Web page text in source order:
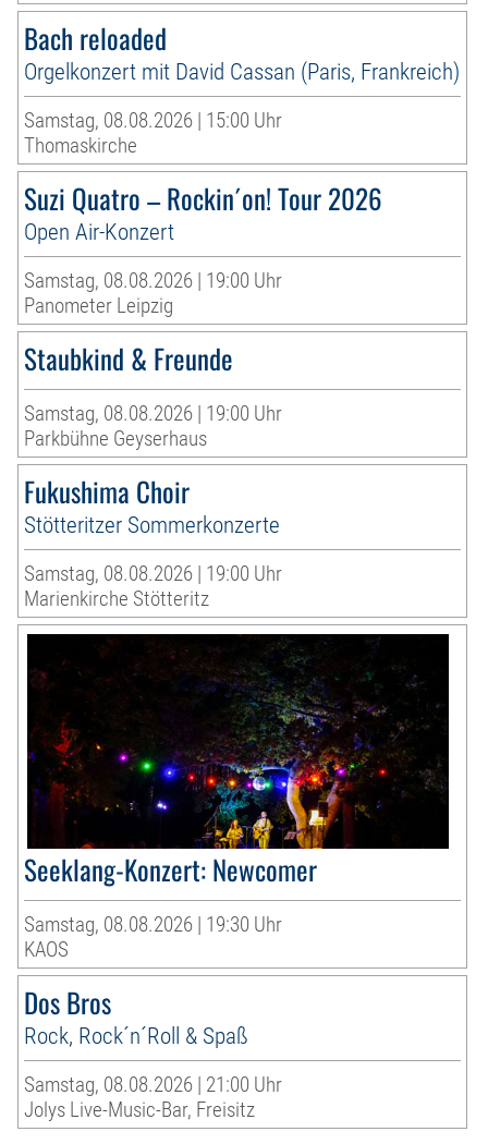
Bach reloaded
Orgelkonzert mit David Cassan (Paris, Frankreich)
Samstag, 08.08.2026 | 15:00 Uhr
Thomaskirche
Suzi Quatro – Rockin´on! Tour 2026
Open Air-Konzert
Samstag, 08.08.2026 | 19:00 Uhr
Panometer Leipzig
Staubkind & Freunde
Samstag, 08.08.2026 | 19:00 Uhr
Parkbühne Geyserhaus
Fukushima Choir
Stötteritzer Sommerkonzerte
Samstag, 08.08.2026 | 19:00 Uhr
Marienkirche Stötteritz
Seeklang-Konzert: Newcomer
Samstag, 08.08.2026 | 19:30 Uhr
KAOS
Dos Bros
Rock, Rock´n´Roll & Spaß
Samstag, 08.08.2026 | 21:00 Uhr
Jolys Live-Music-Bar, Freisitz